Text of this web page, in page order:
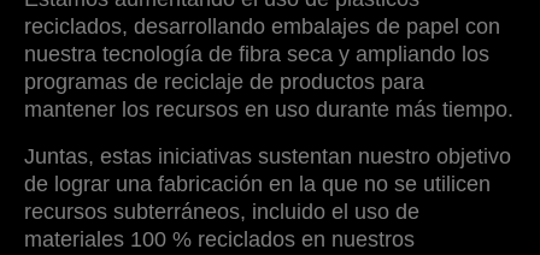
reciclados, desarrollando embalajes de papel con
nuestra tecnología de fibra seca y ampliando los
programas de reciclaje de productos para
mantener los recursos en uso durante más tiempo.
Juntas, estas iniciativas sustentan nuestro objetivo
de lograr una fabricación en la que no se utilicen
recursos subterráneos, incluido el uso de
materiales 100 % reciclados en nuestros